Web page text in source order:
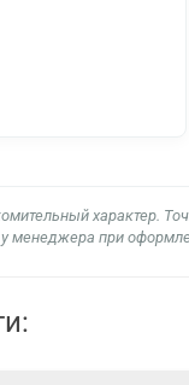
характер.
менеджера при